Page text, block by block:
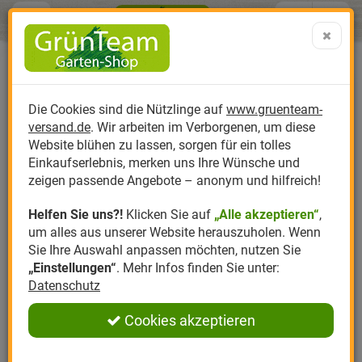
Produktkatalog
Anzucht
Dünger
Erde
Kompost
Pflanzenstärkung
Nützlinge Nützlinge gegen
Nützlingsarten
Nützlingsförderung
Nützlingszubehör
Hersteller
Biplantol
Felco
Gloria
Greenfield
Romberg
Themenwelt
Gemüsegarten
Rasen
Rosen
Ziergarten
Kräutergarten
Ratgeber
Aktuelle Themen
Schädlinge aktuell
Angebote
Sparsets / Set-
Angebote
0 ARTIKEL IM WARENKORB
Ergebnisse () Fertig
Menü Search
Die Cookies sind die Nützlinge auf www.gruenteam-
versand.de. Wir arbeiten im Verborgenen, um diese
Website blühen zu lassen, sorgen für ein tolles
Einkaufserlebnis, merken uns Ihre Wünsche und
zeigen passende Angebote – anonym und hilfreich!
Helfen Sie uns?! Klicken Sie auf „Alle akzeptieren“,
um alles aus unserer Website herauszuholen. Wenn
Sie Ihre Auswahl anpassen möchten, nutzen Sie
„Einstellungen“. Mehr Infos finden Sie unter:
Datenschutz
Cookies akzeptieren